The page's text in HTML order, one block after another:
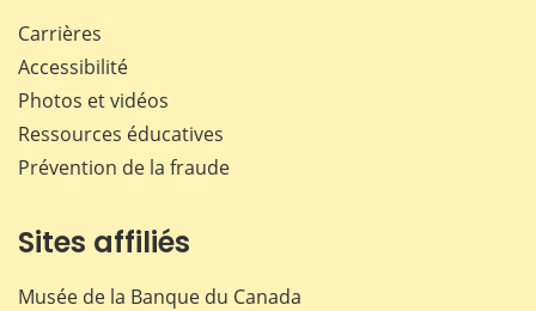
Carrières
Accessibilité
Photos et vidéos
Ressources éducatives
Prévention de la fraude
Sites affiliés
Musée de la Banque du Canada